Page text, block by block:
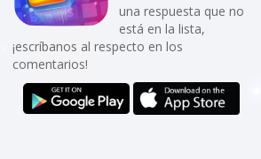
una respuesta que no
está en la lista,
¡escríbanos al respecto en los
comentarios!